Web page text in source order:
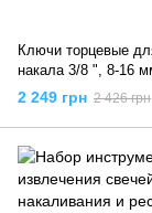
Ключи торцевые
накала 3/8 ", 8-16
шарнире, Cr-V, 6 шт
0534 YATO
2 249 грн 2 426 грн